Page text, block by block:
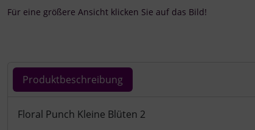
Für eine größere Ansicht klicken Sie auf das Bild!
Produktbeschreibung
Produktbeschreibung
Floral Punch Kleine Blüten 2